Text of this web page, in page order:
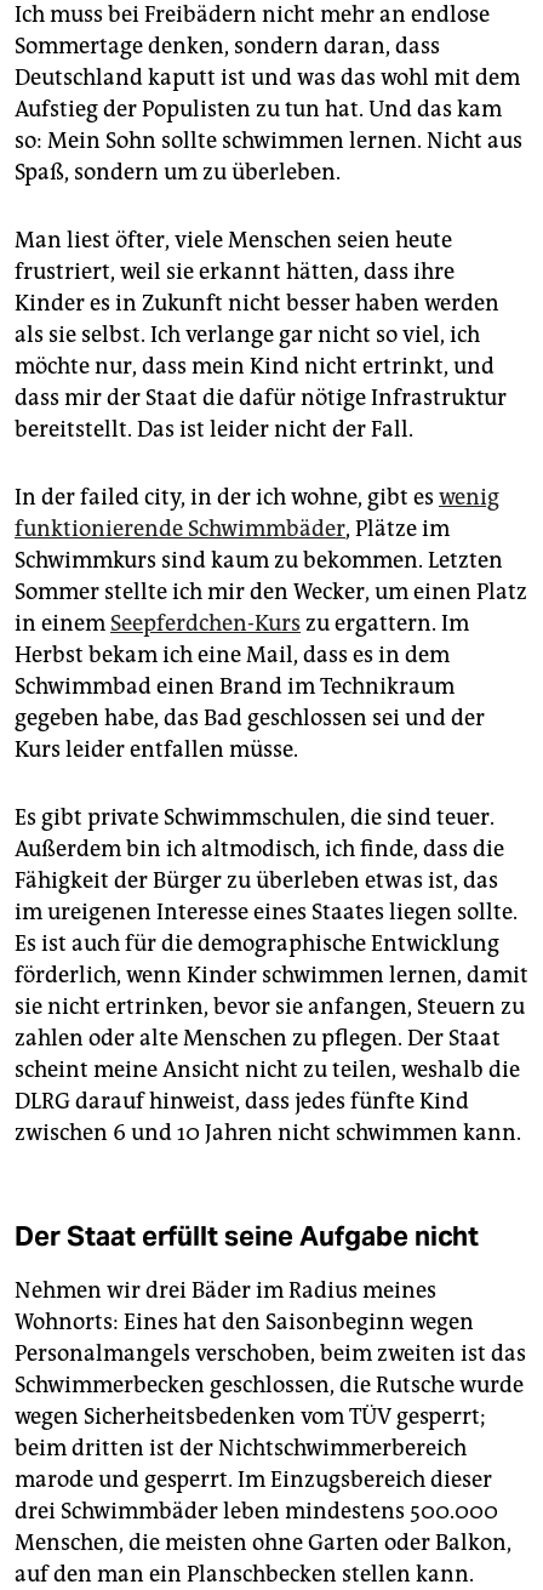
Ich muss bei Freibädern nicht mehr an endlose
Sommertage denken, sondern daran, dass
Deutschland kaputt ist und was das wohl mit dem
Aufstieg der Populisten zu tun hat. Und das kam
so: Mein Sohn sollte schwimmen lernen. Nicht aus
Spaß, sondern um zu überleben.
Man liest öfter, viele Menschen seien heute
frustriert, weil sie erkannt hätten, dass ihre
Kinder es in Zukunft nicht besser haben werden
als sie selbst. Ich verlange gar nicht so viel, ich
möchte nur, dass mein Kind nicht ertrinkt, und
dass mir der Staat die dafür nötige Infrastruktur
bereitstellt. Das ist leider nicht der Fall.
In der failed city, in der ich wohne, gibt es wenig
funktionierende Schwimmbäder, Plätze im
Schwimmkurs sind kaum zu bekommen. Letzten
Sommer stellte ich mir den Wecker, um einen Platz
in einem Seepferdchen-Kurs zu ergattern. Im
Herbst bekam ich eine Mail, dass es in dem
Schwimmbad einen Brand im Technikraum
gegeben habe, das Bad geschlossen sei und der
Kurs leider entfallen müsse.
Es gibt private Schwimmschulen, die sind teuer.
Außerdem bin ich altmodisch, ich finde, dass die
Fähigkeit der Bürger zu überleben etwas ist, das
im ureigenen Interesse eines Staates liegen sollte.
Es ist auch für die demographische Entwicklung
förderlich, wenn Kinder schwimmen lernen, damit
sie nicht ertrinken, bevor sie anfangen, Steuern zu
zahlen oder alte Menschen zu pflegen. Der Staat
scheint meine Ansicht nicht zu teilen, weshalb die
DLRG darauf hinweist, dass jedes fünfte Kind
zwischen 6 und 10 Jahren nicht schwimmen kann.
Der Staat erfüllt seine Aufgabe nicht
Nehmen wir drei Bäder im Radius meines
Wohnorts: Eines hat den Saisonbeginn wegen
Personalmangels verschoben, beim zweiten ist das
Schwimmerbecken geschlossen, die Rutsche wurde
wegen Sicherheitsbedenken vom TÜV gesperrt;
beim dritten ist der Nichtschwimmerbereich
marode und gesperrt. Im Einzugsbereich dieser
drei Schwimmbäder leben mindestens 500.000
Menschen, die meisten ohne Garten oder Balkon,
auf den man ein Planschbecken stellen kann.